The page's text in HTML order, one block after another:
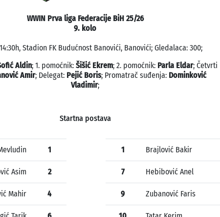
WWIN Prva liga Federacije BiH 25/26
9. kolo
14:30h, Stadion FK Budućnost Banovići, Banovići; Gledalaca: 300;
Aldin; 1. pomoćnik: Šišić Ekrem; 2. pomoćnik: Parla Eldar; Četvrti
Amir; Delegat: Pejić Boris; Promatrač suđenja: Dominković
Vladimir;
Startna postava
1
Asim 2
Mahir 4
1 Brajlović Bakir
7 Hebibović Anel
9 Zubanović Faris